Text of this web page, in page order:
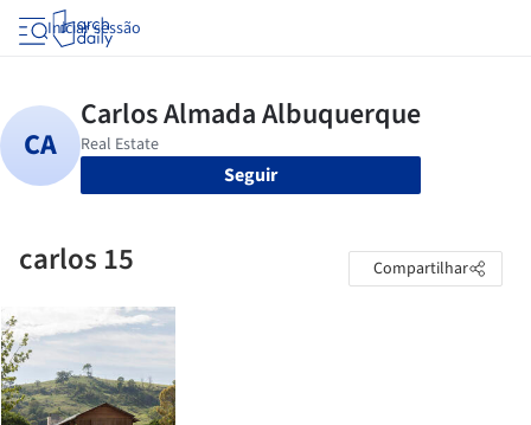
Iniciar sessão
Seguir
carlos 15 Compartilhar